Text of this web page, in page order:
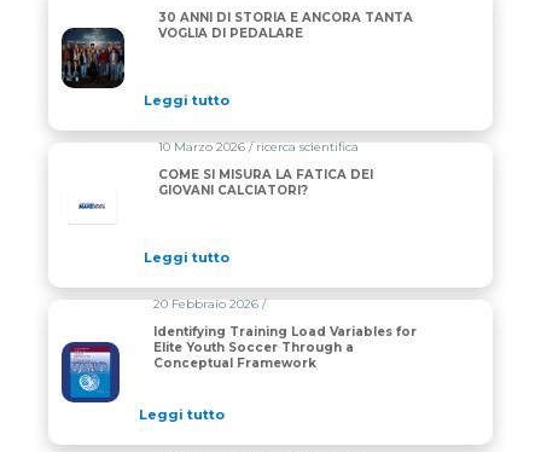
30 ANNI DI STORIA E ANCORA TANTA
VOGLIA DI PEDALARE
Leggi tutto
10 Marzo 2026 / ricerca scientifica
COME SI MISURA LA FATICA DEI
GIOVANI CALCIATORI?
Leggi tutto
20 Febbraio 2026 /
Identifying Training Load Variables for
Elite Youth Soccer Through a
Conceptual Framework
Leggi tutto